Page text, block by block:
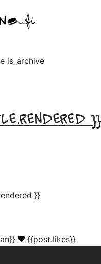
is_archive
}}
}}
{{post.likes}}